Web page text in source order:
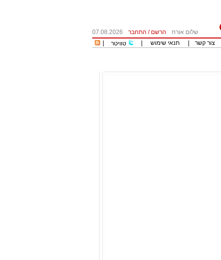
שלום אורח הרשם / התחבר
07.08.2026
צור קשר תנאי שימוש טוויטר